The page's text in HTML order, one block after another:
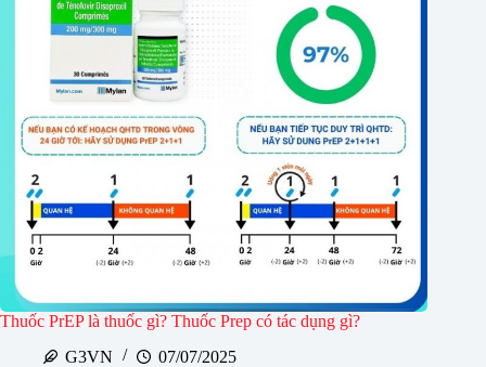
Thuốc PrEP là thuốc gì? Thuốc Prep có tác dụng gì?
G3VN
07/07/2025